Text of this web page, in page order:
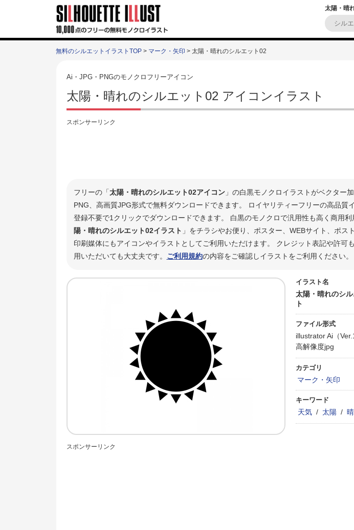
太陽・晴
無料のシルエットイラストTOP > マーク・矢印 > 太陽・晴れのシルエット02
Ai・JPG・PNGのモノクロフリーアイコン
太陽・晴れのシルエット02 アイコンイラスト
スポンサーリンク
フリーの「太陽・晴れのシルエット02アイコン」の白黒モノクロイラストがベクター
PNG、高画質JPG形式で無料ダウンロードできます。 ロイヤリティーフリーの高品質
登録不要で1クリックでダウンロードできます。 白黒のモノクロで汎用性も高く商用利
陽・晴れのシルエット02イラスト 」をチラシやお便り、ポスター、WEBサイト、ポス
印刷媒体にもアイコンやイラストとしてご利用いただけます。 クレジット表記や許可
用いただいても大丈夫です。 ご利用規約の内容をご確認しイラストをご利用ください。
イラスト名
太陽・晴れのシ
ト
ファイル形式
illustrator Ai（
高解像度jpg
カテゴリ
マーク・矢印
キーワード
天気 / 太陽 /
スポンサーリンク